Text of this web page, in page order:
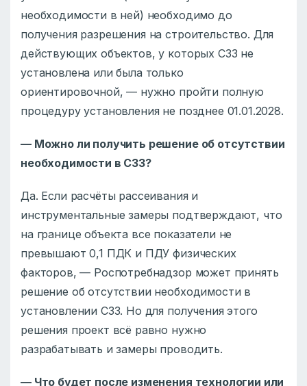
необходимости в ней) необходимо до
получения разрешения на строительство. Для
действующих объектов, у которых СЗЗ не
установлена или была только
ориентировочной, — нужно пройти полную
процедуру установления не позднее 01.01.2028.
— Можно ли получить решение об отсутствии
необходимости в СЗЗ?
Да. Если расчёты рассеивания и
инструментальные замеры подтверждают, что
на границе объекта все показатели не
превышают 0,1 ПДК и ПДУ физических
факторов, — Роспотребнадзор может принять
решение об отсутствии необходимости в
установлении СЗЗ. Но для получения этого
решения проект всё равно нужно
разрабатывать и замеры проводить.
— Что будет после изменения технологии или